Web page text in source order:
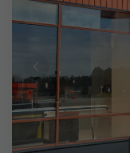
Previous